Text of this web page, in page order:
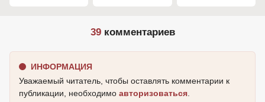
39комментариев
ИНФОРМАЦИЯ
Уважаемый читатель, чтобы оставлять комментарии к
публикации, необходимо авторизоваться.